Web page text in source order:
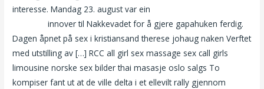
interesse. Mandag 23. august var ein
innover til Nakkevadet for å gjere gapahuken ferdig.
Dagen åpnet på sex i kristiansand therese johaug naken Verftet
med utstilling av […] RCC all girl sex massage sex call girls
limousine norske sex bilder thai masasje oslo salgs To
kompiser fant ut at de ville delta i et ellevilt rally gjennom